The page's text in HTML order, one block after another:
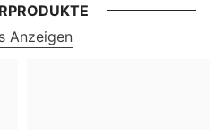
Anzeigen